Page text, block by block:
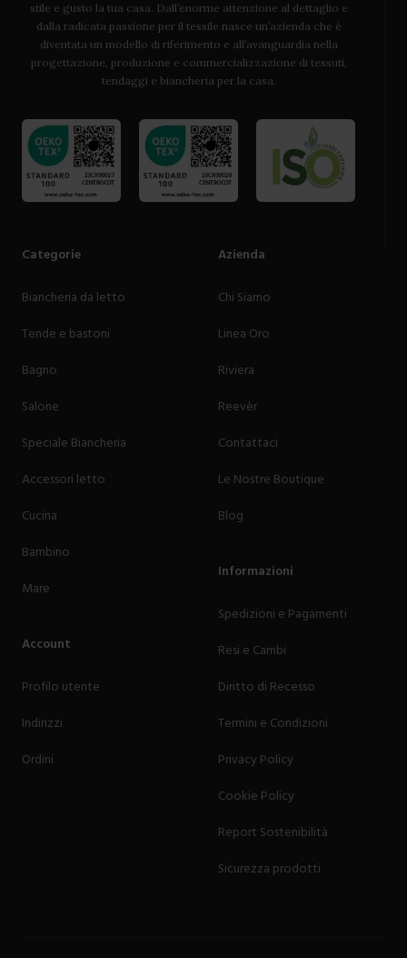
stile e gusto la tua casa. Dall’enorme attenzione al dettaglio e
dalla radicata passione per il tessile nasce un’azienda che è
diventata un modello di riferimento e all’avanguardia nella
progettazione, produzione e commercializzazione di tessuti,
tendaggi e biancheria per la casa.
Categorie
Biancheria da letto
Tende e bastoni
Bagno
Salone
Speciale Biancheria
Accessori letto
Cucina
Bambino
Mare
Account
Profilo utente
Indirizzi
Ordini
Azienda
Chi Siamo
Linea Oro
Riviera
Reevèr
Contattaci
Le Nostre Boutique
Blog
Informazioni
Spedizioni e Pagamenti
Resi e Cambi
Diritto di Recesso
Termini e Condizioni
Privacy Policy
Cookie Policy
Report Sostenibilità
Sicurezza prodotti